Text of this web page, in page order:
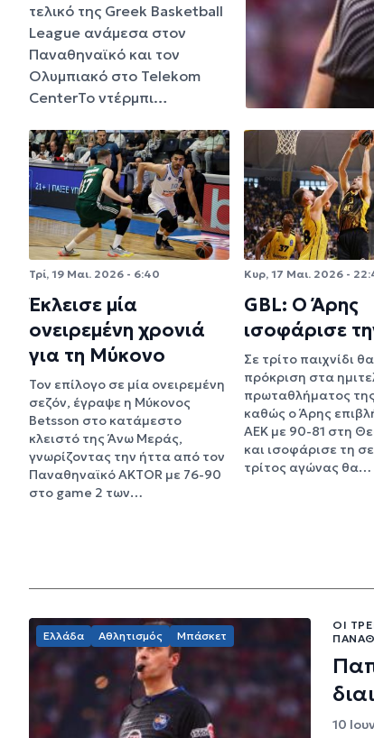
τελικό της Greek Basketball
League ανάμεσα στον
Παναθηναϊκό και τον
Ολυμπιακό στο Telekom
CenterΤο ντέρμπι…
Τρί, 19 Μαι. 2026 - 6:40
Έκλεισε μία
ονειρεμένη χρονιά
για τη Μύκονο
Τον επίλογο σε μία ονειρεμένη
σεζόν, έγραψε η Μύκονος
Betsson στο κατάμεστο
κλειστό της Άνω Μεράς,
γνωρίζοντας την ήττα από τον
Παναθηναϊκό AKTOR με 76-90
στο game 2 των…
Κυρ, 17 Μαι. 2026 -
GBL: Ο Άρης
ισοφάρισε
Σε τρίτο παιχνίδι
πρόκριση στα
πρωταθλήματος της
καθώς ο Άρης
ΑΕΚ με 90-81 στη
και ισοφάρισε τη
τρίτος αγώνας θα…
Ελλάδα Αθλητισμός Μπάσκετ
ΟΙ
10